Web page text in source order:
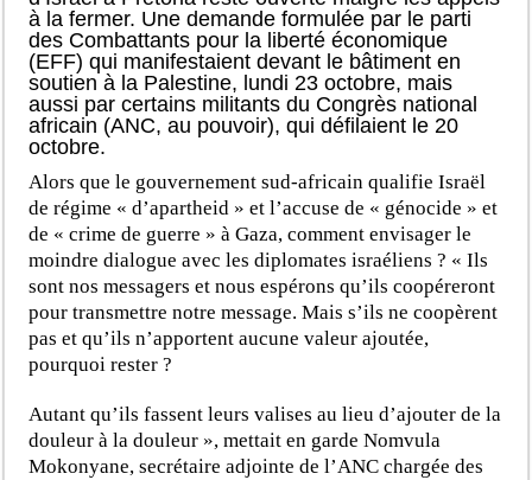
à la fermer. Une demande formulée par le parti
des Combattants pour la liberté économique
(EFF) qui manifestaient devant le bâtiment en
soutien à la Palestine, lundi 23 octobre, mais
aussi par certains militants du Congrès national
africain (ANC, au pouvoir), qui défilaient le 20
octobre.
Alors que le gouvernement sud-africain qualifie Israël
de régime « d’apartheid » et l’accuse de « génocide » et
de « crime de guerre » à Gaza, comment envisager le
moindre dialogue avec les diplomates israéliens ? « Ils
sont nos messagers et nous espéronsqu’ils coopéreront
pour transmettre notre message. Mais s’ils ne coopèrent
pas et qu’ils n’apportent aucune valeur ajoutée,
pourquoi rester ?
Autant qu’ils fassent leurs valises au lieu d’ajouter de la
douleur à la douleur », mettait en garde Nomvula
Mokonyane, secrétaire adjointe de l’ANC chargée des